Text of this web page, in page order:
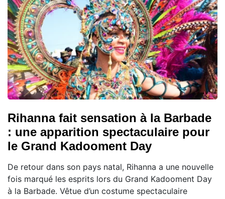
Rihanna fait sensation à la Barbade
: une apparition spectaculaire pour
le Grand Kadooment Day
De retour dans son pays natal, Rihanna a une nouvelle
fois marqué les esprits lors du Grand Kadooment Day
à la Barbade. Vêtue d’un costume spectaculaire